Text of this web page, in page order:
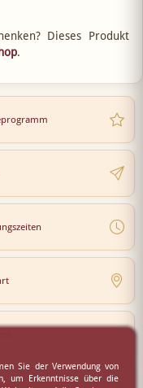
Dieses Produkt
.
Sie der Verwendung von
um Erkenntnisse über die